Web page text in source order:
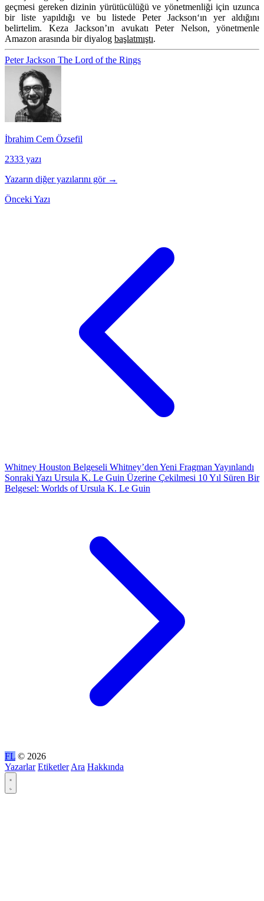
geçmesi gereken dizinin yürütücülüğü ve yönetmenliği için uzunca
bir liste yapıldığı ve bu listedePeter Jackson‘ın yer aldığını
belirtelim. Keza Jackson’ın avukatı Peter Nelson, yönetmenle
Amazon arasında bir diyalog başlatmıştı.
Peter Jackson The Lord of the Rings
İbrahim Cem Özsefil
2333 yazı
Yazarın diğer yazılarını gör →
Önceki Yazı
Whitney Houston Belgeseli Whitney’den Yeni Fragman Yayınlandı
Sonraki Yazı Ursula K. Le Guin Üzerine Çekilmesi 10 Yıl Süren Bir
Belgesel: Worlds of Ursula K. Le Guin
FL © 2026
Yazarlar Etiketler Ara Hakkında